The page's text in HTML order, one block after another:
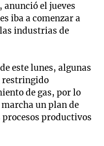
anunció el jueves
iba a comenzar a
industrias de
este lunes, algunas
restringido
de gas, por lo
un plan de
productivos